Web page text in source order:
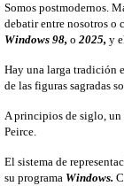
Somos postmodernos.
debatir entre nosotros
Windows 98, o 2025, y
Hay una larga tradición
de las figuras sagradas
A principios de siglo, un
Peirce.
El sistema de
su programa Windows.